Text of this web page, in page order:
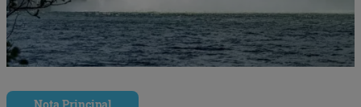
Nota Principal